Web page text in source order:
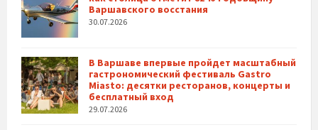
Варшавского восстания
30.07.2026
В Варшаве впервые пройдет масштабный
гастрономический фестиваль Gastro
Miasto: десятки ресторанов, концерты и
бесплатный вход
29.07.2026